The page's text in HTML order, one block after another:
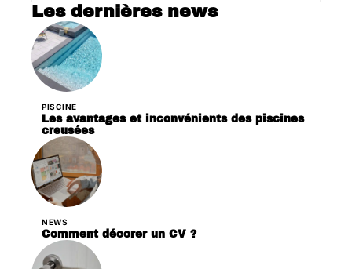
Les dernières news
PISCINE
Les avantages et inconvénients des piscines
creusées
NEWS
Comment décorer un CV ?